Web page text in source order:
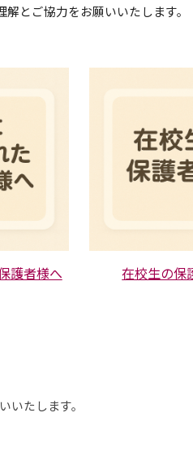
とご協力をお願いいたします。
護者様へ 在校生の保
たします。